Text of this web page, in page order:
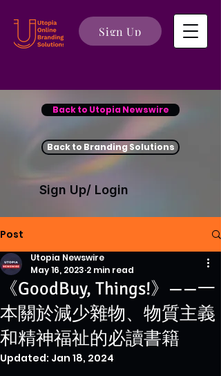
Sign Up
Back to Utopia Newswire
Back to Branding Solutions
Sign Up/ Login
Post
《GoodBuy, Things!》——一
本關於減少雜物、物質主義
和精神福祉的必讀書籍
Utopia Newswire
May 16, 2023 2 min read
Updated: Jan 18, 2024